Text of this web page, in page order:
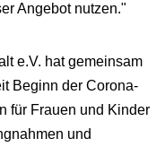
Angebot nutzen."
e.V. hat gemeinsam
Beginn der Corona-
für Frauen und Kinder
und